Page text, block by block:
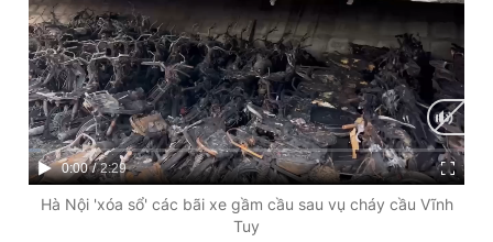
C
u
0:00 / D
u
2:29
Hà Nội 'xóa sổ' các bãi xe gầm cầu sau vụ cháy cầu Vĩnh
Tuy